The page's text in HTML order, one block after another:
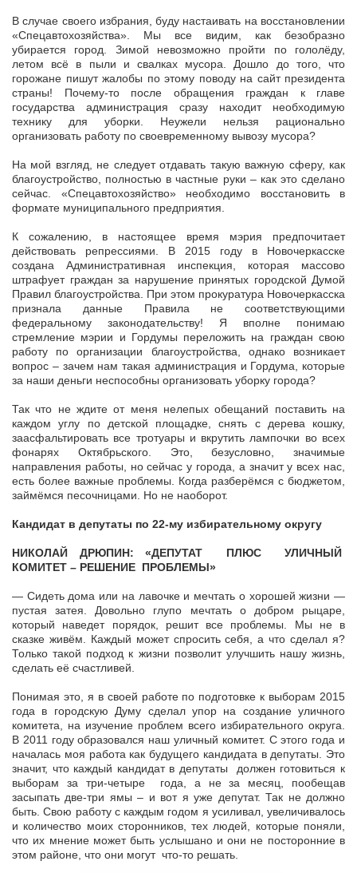
В случае своего избрания, буду настаивать на восстановлении
«Спецавтохозяйства». Мы все видим, как безобразно
убирается город. Зимой невозможно пройти по гололёду,
летом всё в пыли и свалках мусора. Дошло до того, что
горожане пишут жалобы по этому поводу на сайт президента
страны! Почему-то после обращения граждан к главе
государства администрация сразу находит необходимую
технику для уборки. Неужели нельзя рационально
организовать работу по своевременному вывозу мусора?
На мой взгляд, не следует отдавать такую важную сферу, как
благоустройство, полностью в частные руки – как это сделано
сейчас. «Спецавтохозяйство» необходимо восстановить в
формате муниципального предприятия.
К сожалению, в настоящее время мэрия предпочитает
действовать репрессиями. В 2015 году в Новочеркасске
создана Административная инспекция, которая массово
штрафует граждан за нарушение принятых городской Думой
Правил благоустройства. При этом прокуратура Новочеркасска
признала данные Правила не соответствующими
федеральному законодательству! Я вполне понимаю
стремление мэрии и Гордумы переложить на граждан свою
работу по организации благоустройства, однако возникает
вопрос – зачем нам такая администрация и Гордума, которые
за наши деньги неспособны организовать уборку города?
Так что не ждите от меня нелепых обещаний поставить на
каждом углу по детской площадке, снять с дерева кошку,
заасфальтировать все тротуары и вкрутить лампочки во всех
фонарях Октябрьского. Это, безусловно, значимые
направления работы, но сейчас у города, а значит у всех нас,
есть более важные проблемы. Когда разберёмся с бюджетом,
займёмся песочницами. Но не наоборот.
Кандидат в депутаты по 22-му избирательному округу
НИКОЛАЙ ДРЮПИН: «ДЕПУТАТ ПЛЮС УЛИЧНЫЙ
КОМИТЕТ – РЕШЕНИЕ ПРОБЛЕМЫ»
— Сидеть дома или на лавочке и мечтать о хорошей жизни —
пустая затея. Довольно глупо мечтать о добром рыцаре,
который наведет порядок, решит все проблемы. Мы не в
сказке живём. Каждый может спросить себя, а что сделал я?
Только такой подход к жизни позволит улучшить нашу жизнь,
сделать её счастливей.
Понимая это, я в своей работе по подготовке к выборам 2015
года в городскую Думу сделал упор на создание уличного
комитета, на изучение проблем всего избирательного округа.
В 2011 году образовался наш уличный комитет. С этого года и
началась моя работа как будущего кандидата в депутаты. Это
значит, что каждый кандидат в депутаты должен готовиться к
выборам за три-четыре года, а не за месяц, пообещав
засыпать две-три ямы – и вот я уже депутат. Так не должно
быть. Свою работу с каждым годом я усиливал, увеличивалось
и количество моих сторонников, тех людей, которые поняли,
что их мнение может быть услышано и они не посторонние в
этом районе, что они могут что-то решать.